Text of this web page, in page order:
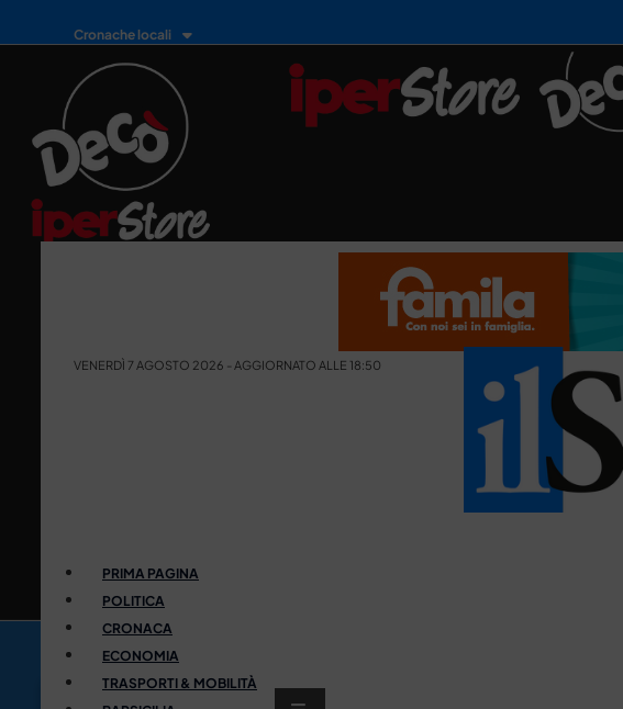
Cronache locali
VENERDÌ 7 AGOSTO 2026 - AGGIORNATO ALLE 18:50
PRIMA PAGINA
POLITICA
CRONACA
ECONOMIA
TRASPORTI & MOBILITÀ